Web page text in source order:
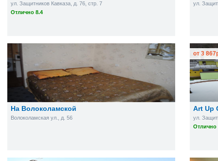
ул. Защитников Кавказа, д. 76, стр. 7
Отлично 8.4
ул.
На Волоколамской
Волоколамская ул., д. 56
Art Up
ул.
Отлично
от 3 867